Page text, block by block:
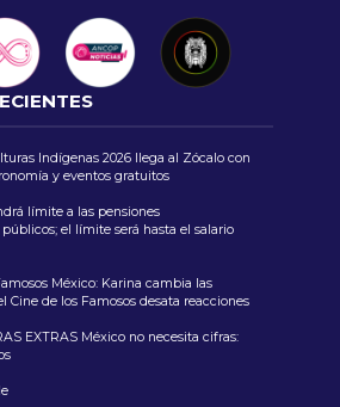
Indígenas 2026 llega al Zócalo con
y eventos gratuitos
límite a las pensiones
el límite será hasta el salario
México: Karina cambia las
Cine de los Famosos desata reacciones
EXTRAS México no necesita cifras: